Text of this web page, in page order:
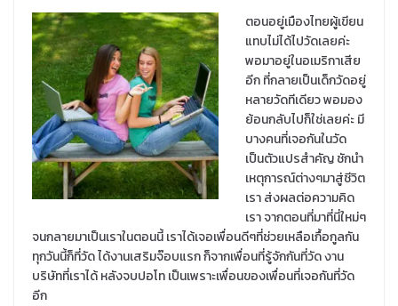
ตอนอยู่เมืองไทยผู้เขียน
แทบไม่ได้ไปวัดเลยค่ะ
พอมาอยู่ในอเมริกาเสีย
อีก ที่กลายเป็นเด็กวัดอยู่
หลายวัดทีเดียว พอมอง
ย้อนกลับไปก็ใช่เลยค่ะ มี
บางคนที่เจอกันในวัด
เป็นตัวแปรสำคัญ ชักนำ
เหตุการณ์ต่างๆมาสู่ชีวิต
เรา ส่งผลต่อความคิด
เรา จากตอนที่มาที่นี่ใหม่ๆ
จนกลายมาเป็นเราในตอนนี้ เราได้เจอเพื่อนดีๆที่ช่วยเหลือเกื้อกูลกัน
ทุกวันนี้ก็ที่วัด ได้งานเสริมจ๊อบแรก ก็จากเพื่อนที่รู้จักกันที่วัด งาน
บริษัทที่เราได้ หลังจบปอโท เป็นเพราะเพื่อนของเพื่อนที่เจอกันที่วัด
อีก